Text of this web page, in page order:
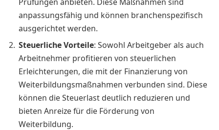
anpassungsfähig und können branchenspezifisch
ausgerichtet werden.
Steuerliche Vorteile: Sowohl Arbeitgeber als auch
Arbeitnehmer profitieren von steuerlichen
Erleichterungen, die mit der Finanzierung von
Weiterbildungsmaßnahmen verbunden sind. Diese
können die Steuerlast deutlich reduzieren und
bieten Anreize für die Förderung von
Weiterbildung.